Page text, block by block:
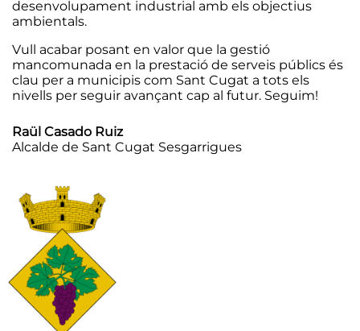
desenvolupament industrial amb els objectius
ambientals.
Vull acabar posant en valor que la gestió
mancomunada en la prestació de serveis públics és
clau per a municipis com Sant Cugat a tots els
nivells per seguir avançant cap al futur. Seguim!
Raül Casado Ruiz
Alcalde de Sant Cugat Sesgarrigues